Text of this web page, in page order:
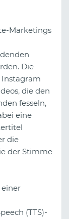
Marketings
Die
die den
fesseln,
eine
die
der Stimme
einer
(TTS)-